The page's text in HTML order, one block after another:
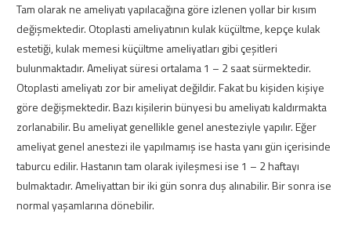
Tam olarak ne ameliyatı yapılacağına göre izlenen yollar bir kısım
değişmektedir. Otoplasti ameliyatının kulak küçültme, kepçe kulak
estetiği, kulak memesi küçültme ameliyatları gibi çeşitleri
bulunmaktadır. Ameliyat süresi ortalama 1 – 2 saat sürmektedir.
Otoplasti ameliyatı zor bir ameliyat değildir. Fakat bu kişiden kişiye
göre değişmektedir. Bazı kişilerin bünyesi bu ameliyatı kaldırmakta
zorlanabilir. Bu ameliyat genellikle genel anesteziyle yapılır. Eğer
ameliyat genel anestezi ile yapılmamış ise hasta yanı gün içerisinde
taburcu edilir. Hastanın tam olarak iyileşmesi ise 1 – 2 haftayı
bulmaktadır. Ameliyattan bir iki gün sonra duş alınabilir. Bir sonra ise
normal yaşamlarına dönebilir.